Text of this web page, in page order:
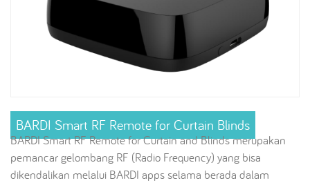
BARDI Smart RF Remote for Curtain Blinds
BARDI Smart RF Remote for Curtain and Blinds merupakan
pemancar gelombang RF (Radio Frequency) yang bisa
dikendalikan melalui BARDI apps selama berada dalam